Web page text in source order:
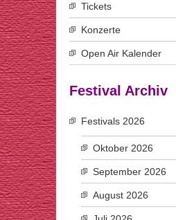
Tickets
Konzerte
Open Air Kalender
Festival Archiv
Festivals 2026
Oktober 2026
September 2026
August 2026